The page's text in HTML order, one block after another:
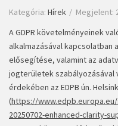
Kategória: Hírek
Megjelent:
A GDPR követelményeinek
alkalmazásával
elősegítése, valamint az
jogterületek szabályozásával
érdekében az EDPB ún.
(https://
20250702-enhanced-clarity-